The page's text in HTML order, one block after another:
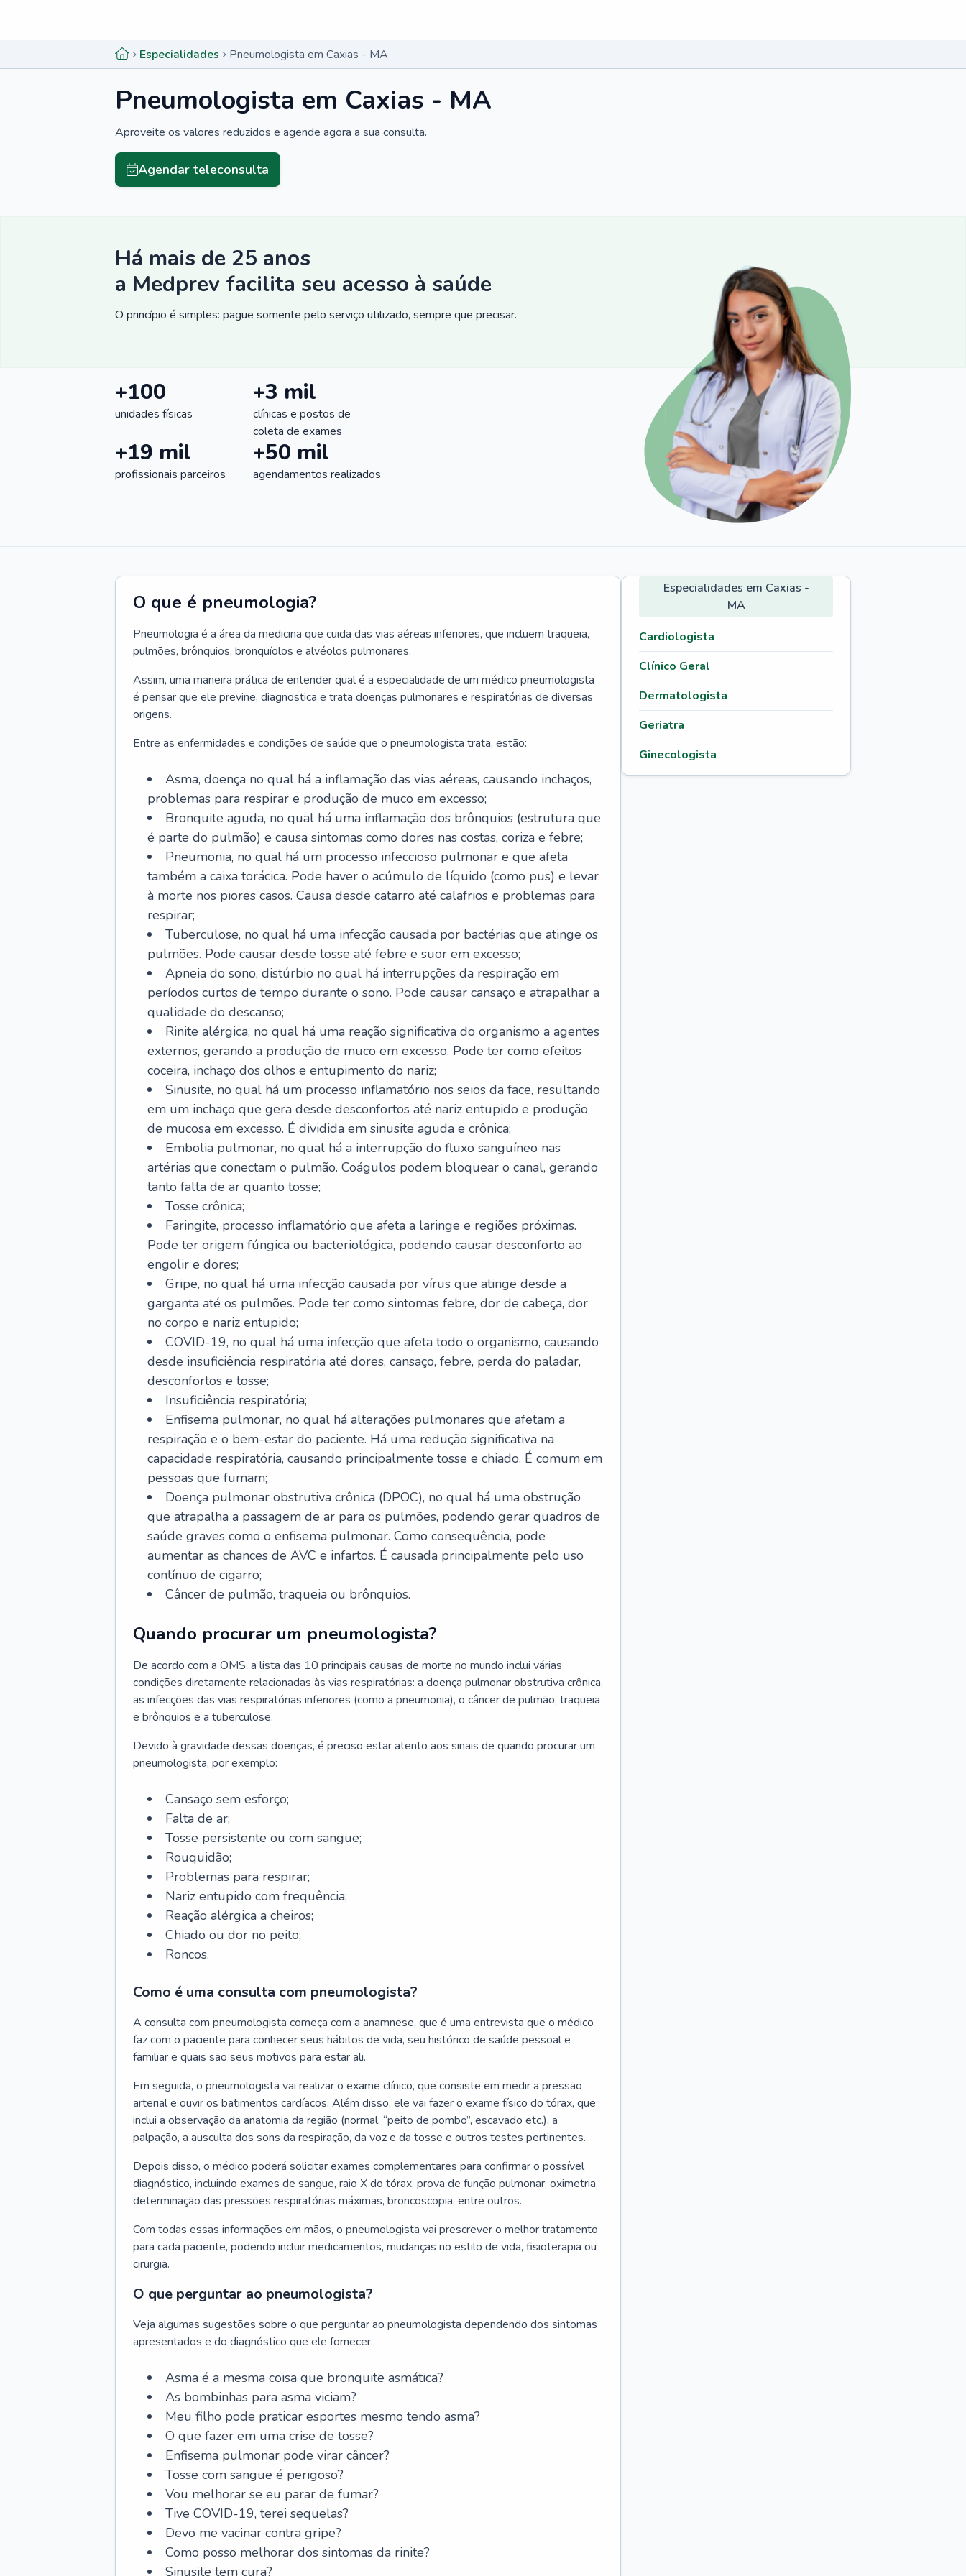
Especialidades Pneumologista em Caxias - MA
Pneumologista em Caxias - MA
Aproveite os valores reduzidos e agende agora a sua consulta.
Agendar teleconsulta
Há mais de 25 anos
a Medprev facilita seu acesso à saúde
O princípio é simples: pague somente pelo serviço utilizado, sempre que precisar.
+100
unidades físicas
+3 mil
clínicas e postos de
coleta de exames
+19 mil
profissionais parceiros
+50 mil
agendamentos realizados
O que é pneumologia?
Pneumologia é a área da medicina que cuida das vias aéreas inferiores, que incluem traqueia,
pulmões, brônquios, bronquíolos e alvéolos pulmonares.
Assim, uma maneira prática de entender qual é a especialidade de um médico pneumologista
é pensar que ele previne, diagnostica e trata doenças pulmonares e respiratórias de diversas
origens.
Entre as enfermidades e condições de saúde que o pneumologista trata, estão:
Asma, doença no qual há a inflamação das vias aéreas, causando inchaços,
problemas para respirar e produção de muco em excesso;
Bronquite aguda, no qual há uma inflamação dos brônquios (estrutura que
é parte do pulmão) e causa sintomas como dores nas costas, coriza e febre;
Pneumonia, no qual há um processo infeccioso pulmonar e que afeta
também a caixa torácica. Pode haver o acúmulo de líquido (como pus) e levar
à morte nos piores casos. Causa desde catarro até calafrios e problemas para
respirar;
Tuberculose, no qual há uma infecção causada por bactérias que atinge os
pulmões. Pode causar desde tosse até febre e suor em excesso;
Apneia do sono, distúrbio no qual há interrupções da respiração em
períodos curtos de tempo durante o sono. Pode causar cansaço e atrapalhar a
qualidade do descanso;
Rinite alérgica, no qual há uma reação significativa do organismo a agentes
externos, gerando a produção de muco em excesso. Pode ter como efeitos
coceira, inchaço dos olhos e entupimento do nariz;
Sinusite, no qual há um processo inflamatório nos seios da face, resultando
em um inchaço que gera desde desconfortos até nariz entupido e produção
de mucosa em excesso. É dividida em sinusite aguda e crônica;
Embolia pulmonar, no qual há a interrupção do fluxo sanguíneo nas
artérias que conectam o pulmão. Coágulos podem bloquear o canal, gerando
tanto falta de ar quanto tosse;
Tosse crônica;
Faringite, processo inflamatório que afeta a laringe e regiões próximas.
Pode ter origem fúngica ou bacteriológica, podendo causar desconforto ao
engolir e dores;
Gripe, no qual há uma infecção causada por vírus que atinge desde a
garganta até os pulmões. Pode ter como sintomas febre, dor de cabeça, dor
no corpo e nariz entupido;
COVID-19, no qual há uma infecção que afeta todo o organismo, causando
desde insuficiência respiratória até dores, cansaço, febre, perda do paladar,
desconfortos e tosse;
Insuficiência respiratória;
Enfisema pulmonar, no qual há alterações pulmonares que afetam a
respiração e o bem-estar do paciente. Há uma redução significativa na
capacidade respiratória, causando principalmente tosse e chiado. É comum em
pessoas que fumam;
Doença pulmonar obstrutiva crônica (DPOC), no qual há uma obstrução
que atrapalha a passagem de ar para os pulmões, podendo gerar quadros de
saúde graves como o enfisema pulmonar. Como consequência, pode
aumentar as chances de AVC e infartos. É causada principalmente pelo uso
contínuo de cigarro;
Câncer de pulmão, traqueia ou brônquios.
Quando procurar um pneumologista?
De acordo com a OMS, a lista das 10 principais causas de morte no mundo inclui várias
condições diretamente relacionadas às vias respiratórias: a doença pulmonar obstrutiva crônica,
as infecções das vias respiratórias inferiores (como a pneumonia), o câncer de pulmão, traqueia
e brônquios e a tuberculose.
Devido à gravidade dessas doenças, é preciso estar atento aos sinais de quando procurar um
pneumologista, por exemplo:
Cansaço sem esforço;
Falta de ar;
Tosse persistente ou com sangue;
Rouquidão;
Problemas para respirar;
Nariz entupido com frequência;
Reação alérgica a cheiros;
Chiado ou dor no peito;
Roncos.
Como é uma consulta com pneumologista?
A consulta com pneumologista começa com a anamnese, que é uma entrevista que o médico
faz com o paciente para conhecer seus hábitos de vida, seu histórico de saúde pessoal e
familiar e quais são seus motivos para estar ali.
Em seguida, o pneumologista vai realizar o exame clínico, que consiste em medir a pressão
arterial e ouvir os batimentos cardíacos. Além disso, ele vai fazer o exame físico do tórax, que
inclui a observação da anatomia da região (normal, “peito de pombo”, escavado etc.), a
palpação, a ausculta dos sons da respiração, da voz e da tosse e outros testes pertinentes.
Depois disso, o médico poderá solicitar exames complementares para confirmar o possível
diagnóstico, incluindo exames de sangue, raio X do tórax, prova de função pulmonar, oximetria,
determinação das pressões respiratórias máximas, broncoscopia, entre outros.
Com todas essas informações em mãos, o pneumologista vai prescrever o melhor tratamento
para cada paciente, podendo incluir medicamentos, mudanças no estilo de vida, fisioterapia ou
cirurgia.
O que perguntar ao pneumologista?
Veja algumas sugestões sobre o que perguntar ao pneumologista dependendo dos sintomas
apresentados e do diagnóstico que ele fornecer:
Asma é a mesma coisa que bronquite asmática?
As bombinhas para asma viciam?
Meu filho pode praticar esportes mesmo tendo asma?
O que fazer em uma crise de tosse?
Enfisema pulmonar pode virar câncer?
Tosse com sangue é perigoso?
Vou melhorar se eu parar de fumar?
Tive COVID-19, terei sequelas?
Devo me vacinar contra gripe?
Como posso melhorar dos sintomas da rinite?
Sinusite tem cura?
Especialidades em Caxias -
MA
Cardiologista
Clínico Geral
Dermatologista
Geriatra
Ginecologista